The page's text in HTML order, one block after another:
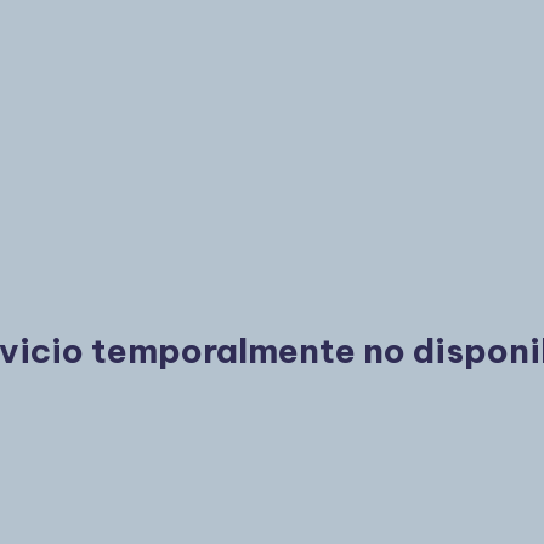
temporalmente no